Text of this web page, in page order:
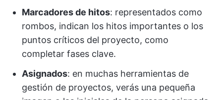
Marcadores de hitos: representados como
rombos, indican los hitos importantes o los
puntos críticos del proyecto, como
completar fases clave.
Asignados: en muchas herramientas de
gestión de proyectos, verás una pequeña